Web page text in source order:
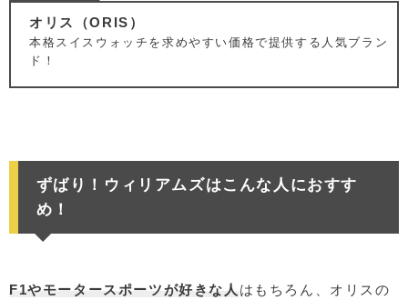
オリス（ORIS）
本格スイスウォッチを求めやすい価格で提供する人気ブラン
ド！
ずばり！ウィリアムズはこんな人におすす
め！
F1やモータースポーツが好きな人 はもちろん、オリスの